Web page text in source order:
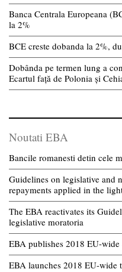
Banca Centrala Europeana
la 2%
BCE creste dobanda la 2%,
Dobânda pe termen lung a
Ecartul față de Polonia și
Noutati EBA
Bancile romanesti detin cele
Guidelines on legislative and
repayments applied in the
The EBA reactivates its
legislative moratoria
EBA publishes 2018 EU-wide
EBA launches 2018 EU-wide